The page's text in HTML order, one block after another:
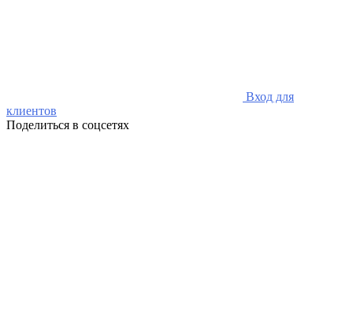
Вход для
клиентов
Поделиться в соцсетях